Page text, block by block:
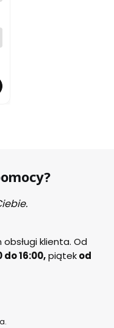
klienta. Od
do 16:00,piątekod